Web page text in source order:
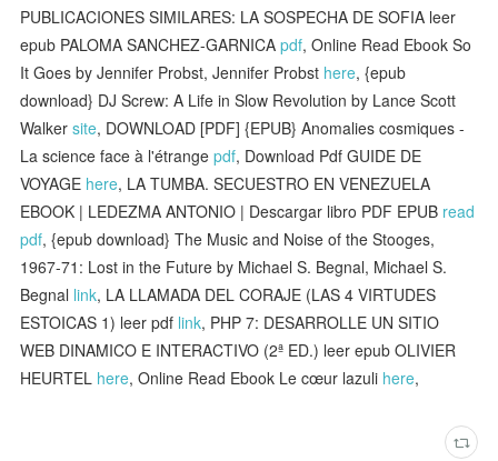
PUBLICACIONES SIMILARES: LA SOSPECHA DE SOFIA leer
epub PALOMA SANCHEZ-GARNICApdf, Online Read Ebook So
It Goes by Jennifer Probst, Jennifer Probst here, {epub
download} DJ Screw: A Life in Slow Revolution by Lance Scott
Walkersite, DOWNLOAD [PDF] {EPUB} Anomalies cosmiques -
La science face à l'étrangepdf, Download Pdf GUIDE DE
VOYAGE here, LA TUMBA. SECUESTRO EN VENEZUELA
EBOOK | LEDEZMA ANTONIO | Descargar libro PDF EPUB read
pdf, {epub download} The Music and Noise of the Stooges,
1967-71: Lost in the Future by Michael S. Begnal, Michael S.
Begnal link, LA LLAMADA DEL CORAJE (LAS 4 VIRTUDES
ESTOICAS 1) leer pdf link, PHP 7: DESARROLLE UN SITIO
WEB DINAMICO E INTERACTIVO (2ª ED.) leer epub OLIVIER
HEURTEL here, Online Read Ebook Le cœur lazuli here,